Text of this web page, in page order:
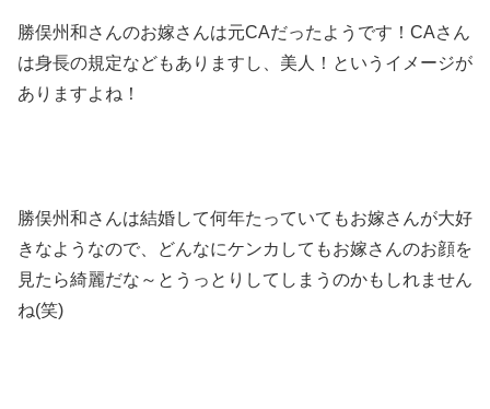
勝俣州和さんのお嫁さんは元CAだったようです！CAさん
は身長の規定などもありますし、美人！というイメージが
ありますよね！
勝俣州和さんは結婚して何年たっていてもお嫁さんが大好
きなようなので、どんなにケンカしてもお嫁さんのお顔を
見たら綺麗だな～とうっとりしてしまうのかもしれません
ね(笑)